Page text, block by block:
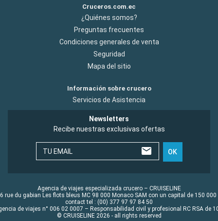
Cruceros.com.ec
¿Quiénes somos?
Preguntas frecuentes
Condiciones generales de venta
Seguridad
Mapa del sitio
Información sobre crucero
Servicios de Asistencia
Newsletters
Recibe nuestras exclusivas ofertas
TU EMAIL OK
Agencia de viajes especializada crucero – CRUISELINE
rue du gabian Les flots bleus MC 98 000 Monaco SAM con un capital de 150 000
contact tel : (00) 377 97 97 84 50
de viajes n° 006 02 0007 – Responsabilidad civil y profesional RC RSA de
© CRUISELINE 2026 - all rights reserved